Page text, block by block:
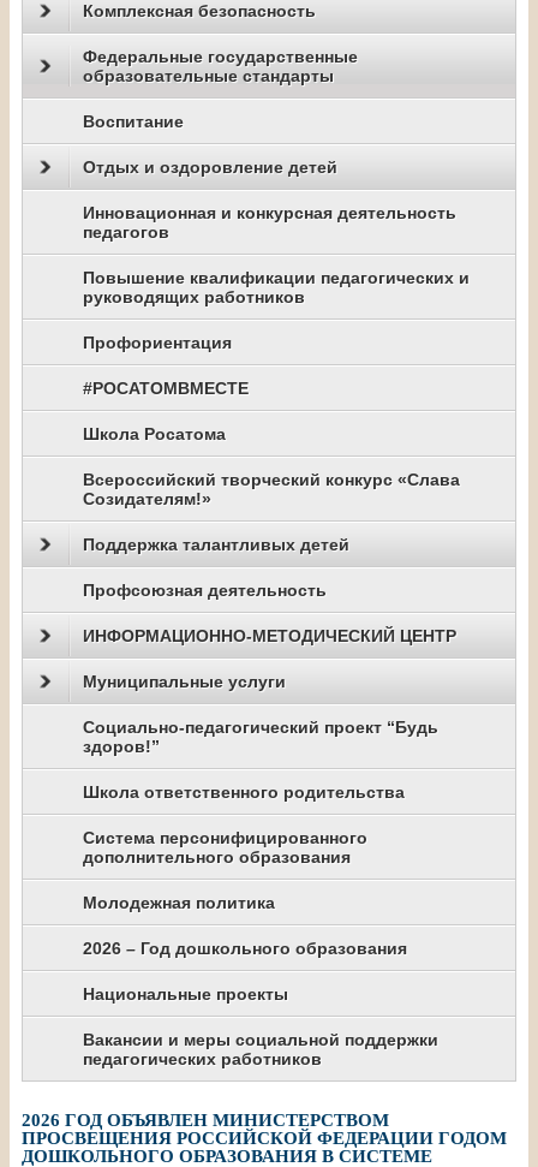
Комплексная безопасность
Федеральные государственные
образовательные стандарты
Воспитание
Отдых и оздоровление детей
Инновационная и конкурсная деятельность
педагогов
Повышение квалификации педагогических и
руководящих работников
Профориентация
#РОСАТОМВМЕСТЕ
Школа Росатома
Всероссийский творческий конкурс «Слава
Созидателям!»
Поддержка талантливых детей
Профсоюзная деятельность
ИНФОРМАЦИОННО-МЕТОДИЧЕСКИЙ ЦЕНТР
Муниципальные услуги
Социально-педагогический проект “Будь
здоров!”
Школа ответственного родительства
Система персонифицированного
дополнительного образования
Молодежная политика
2026 – Год дошкольного образования
Национальные проекты
Вакансии и меры социальной поддержки
педагогических работников
2026 ГОД ОБЪЯВЛЕН МИНИСТЕРСТВОМ
ПРОСВЕЩЕНИЯ РОССИЙСКОЙ ФЕДЕРАЦИИ ГОДОМ
ДОШКОЛЬНОГО ОБРАЗОВАНИЯ В СИСТЕМЕ